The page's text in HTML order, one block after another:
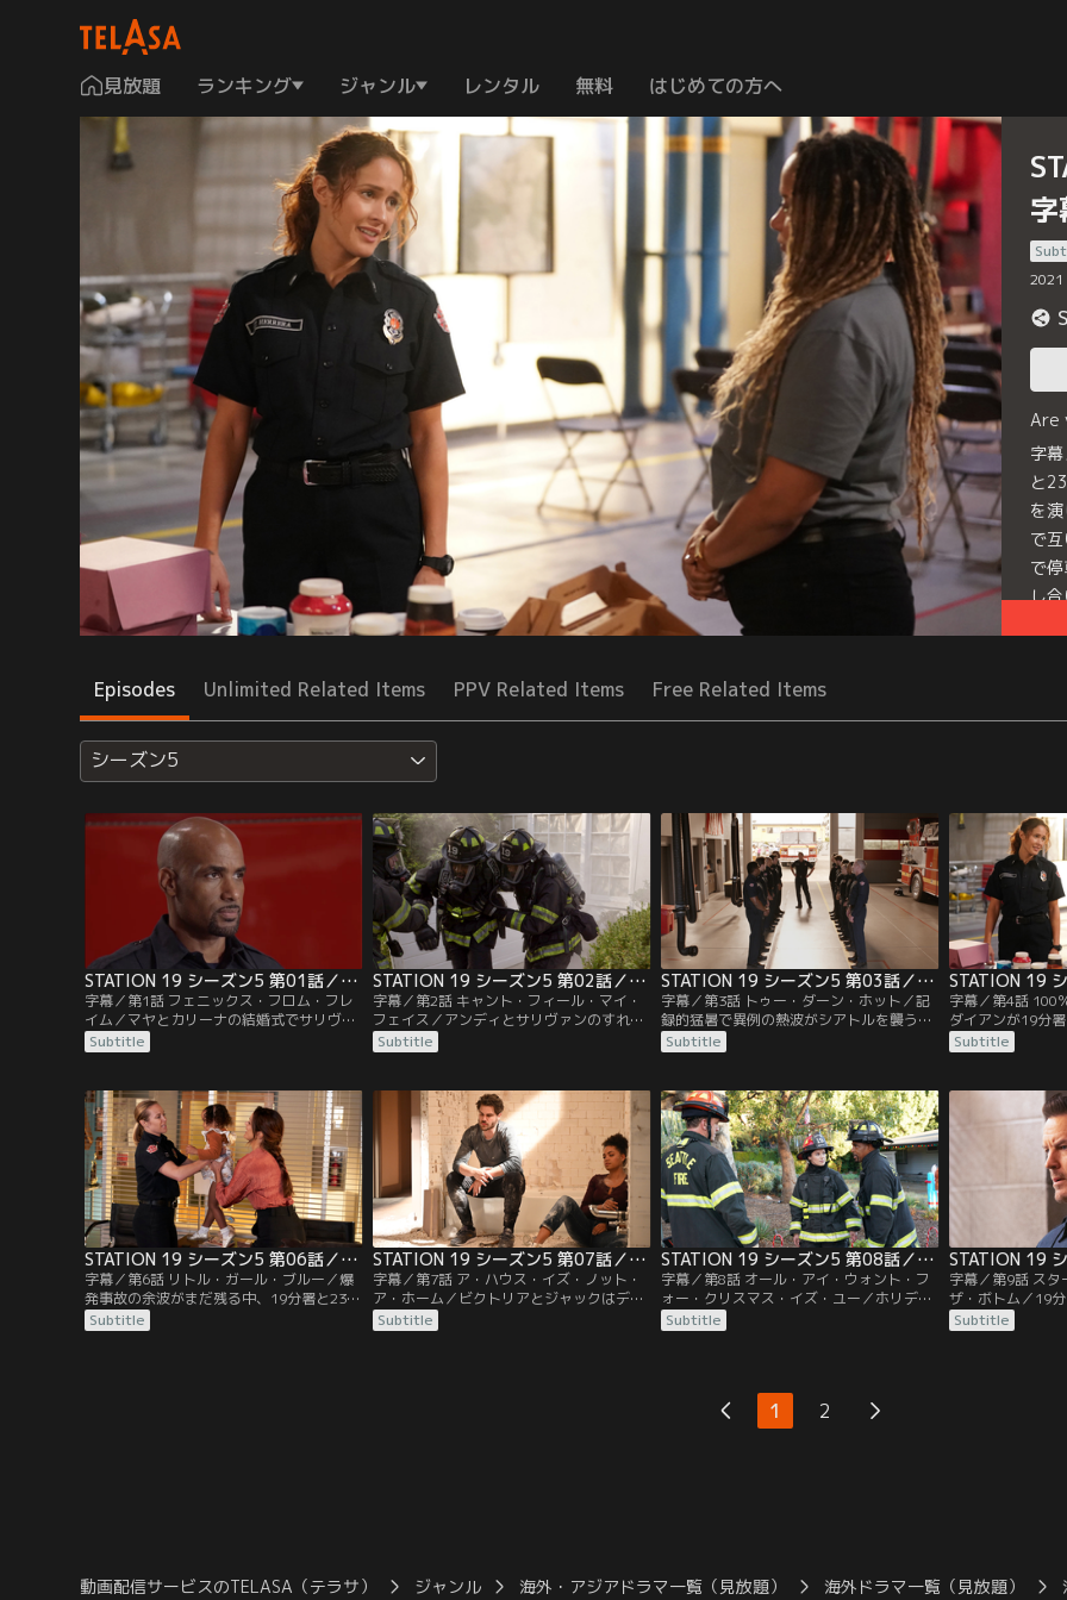
見放題 ランキング ジャンル レンタル 無料 はじめての方へ
2021
Are
字
と
を
で
で
し
Episodes Unlimited Related Items PPV Related Items Free Related Items
シーズン5
STATION 19 シーズン5 第01話／字幕
字幕／第1話 フェニックス・フロム・フレ
イム／マヤとカリーナの結婚式でサリヴァ
ンが取った行動をきっかけに、19分署の人
間関係に試練が…。サリヴァンとアンディ
トリアへの想いに折り合いを付け、トラヴ
ィスは昔の恋心を再燃させていた。
Subtitle
STATION 19 シーズン5 第02話／字幕
字幕／第2話 キャント・フィール・マイ・
フェイス／アンディとサリヴァンのすれ違
いは悪化の一途。一方、複数の通報を受け
たエメットはディーンやビクトリアと共に
ートに救助のため立ち入る。マヤはカリー
ナとの将来について自分と向き合う。
Subtitle
STATION 19 シーズン5 第03話／字幕
字幕／第3話 トゥー・ダーン・ホット／記
録的猛暑で異例の熱波がシアトルを襲う。
地域を結びつける伝統の納車式は暑さで失
敗に終わり、車庫をクーリングセンターと
ョーイを大学入試の論文のために救急車に
同伴させるが…。
Subtitle
字幕／第4話 100
ダイアンが19分
訓練を手伝いに
ることになった
まう。一方、ジ
スの中、混乱し
と話し合いをす
Subtitle
STATION 19 シーズン5 第06話／字幕
字幕／第6話 リトル・ガール・ブルー／爆
発事故の余波がまだ残る中、19分署と23分
署はそれぞれ感謝祭の準備をする。隊員た
ちは一緒に料理を作り、他界した大切な
Subtitle
STATION 19 シーズン5 第07話／字幕
字幕／第7話 ア・ハウス・イズ・ノット・
ア・ホーム／ビクトリアとジャックはディ
ーンを失ったことを受け入れようと寄り添
い、ベンとベイリーはディーンの両親にプ
Subtitle
STATION 19 シーズン5 第08話／字幕
字幕／第8話 オール・アイ・ウォント・フ
ォー・クリスマス・イズ・ユー／ホリデー
シーズンで賑わうシアトルの街で、隊員た
ちは救助活動で手一杯。それぞれ異なる悩
Subtitle
字幕／第9話 ス
ザ・ボトム／19
たちは、多重事
車の運転手の救
Subtitle
1 2
動画配信サービスのTELASA（テラサ） ジャンル 海外・アジアドラマ一覧（見放題） 海外ドラマ一覧（見放題）